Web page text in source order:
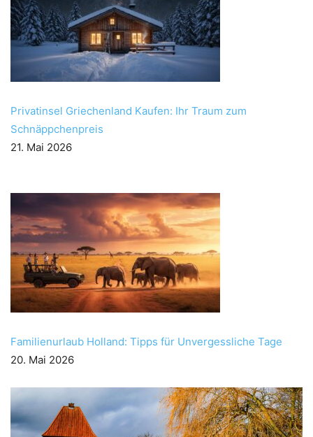
Privatinsel Griechenland Kaufen: Ihr Traum zum
Schnäppchenpreis
21. Mai 2026
Familienurlaub Holland: Tipps für Unvergessliche Tage
20. Mai 2026